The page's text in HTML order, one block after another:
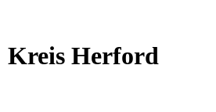
Kreis Herford